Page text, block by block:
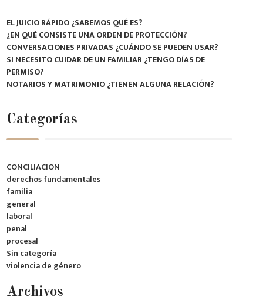
EL JUICIO RÁPIDO ¿SABEMOS QUÉ ES?
¿EN QUÉ CONSISTE UNA ORDEN DE PROTECCIÓN?
CONVERSACIONES PRIVADAS ¿CUÁNDO SE PUEDEN USAR?
SI NECESITO CUIDAR DE UN FAMILIAR ¿TENGO DÍAS DE
PERMISO?
NOTARIOS Y MATRIMONIO ¿TIENEN ALGUNA RELACIÓN?
Categorías
CONCILIACION
derechos fundamentales
familia
general
laboral
penal
procesal
Sin categoría
violencia de género
Archivos